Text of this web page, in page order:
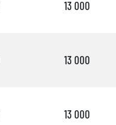
13 000
13 000
13 000